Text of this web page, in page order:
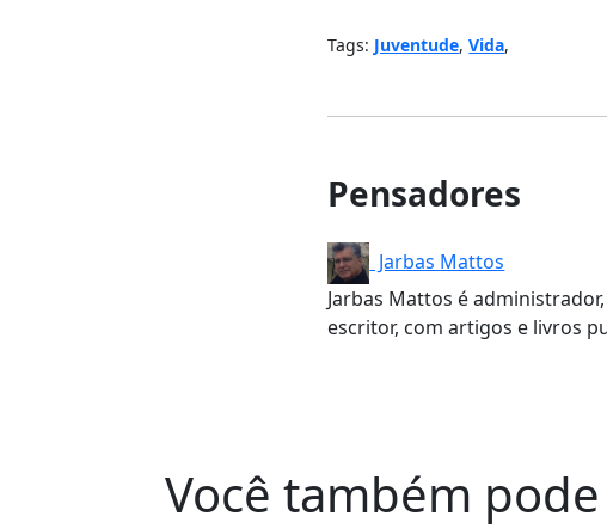
Tags: Juventude,Vida,
Pensadores
Jarbas Mattos
Jarbas Mattos é
escritor, com artigos e livros
Você também